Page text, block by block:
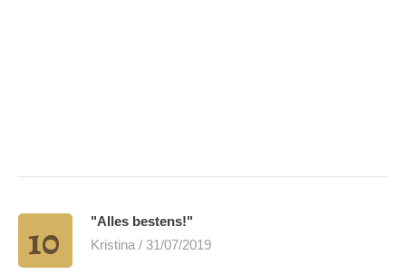
10
"Alles bestens!"
Kristina / 31/07/2019